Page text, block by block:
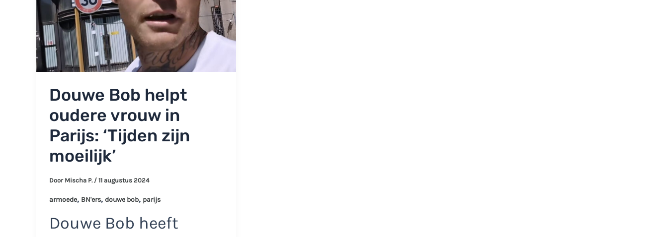
Douwe Bob helpt
oudere vrouw in
Parijs: ‘Tijden zijn
moeilijk’
Door Mischa P. / 11 augustus 2024
armoede, BN'ers, douwe bob, parijs
Douwe Bob heeft